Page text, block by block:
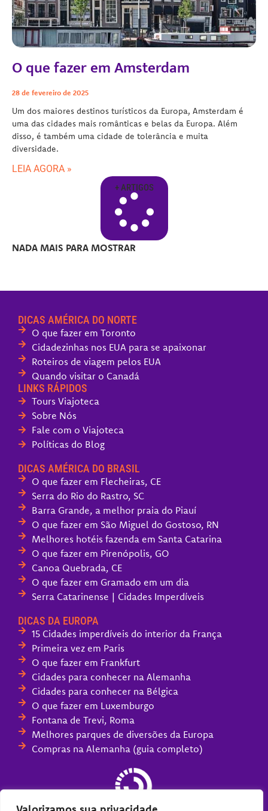
O que fazer em Amsterdam
28 de fevereiro de 2025
Um dos maiores destinos turísticos da Europa, Amsterdam é
uma das cidades mais românticas e belas da Europa. Além
disso, é também uma cidade de tolerância e muita
diversidade.
LEIA AGORA »
+ ARTIGOS
NADA MAIS PARA MOSTRAR
DICAS AMÉRICA DO NORTE
O que fazer em Toronto
Cidadezinhas nos EUA para se apaixonar
Roteiros de viagem pelos EUA
Quando visitar o Canadá
LINKS RÁPIDOS
Tours Viajoteca
Sobre Nós
Fale com o Viajoteca
Políticas do Blog
DICAS AMÉRICA DO BRASIL
O que fazer em Flecheiras, CE
Serra do Rio do Rastro, SC
Barra Grande, a melhor praia do Piauí
O que fazer em São Miguel do Gostoso, RN
Melhores hotéis fazenda em Santa Catarina
O que fazer em Pirenópolis, GO
Canoa Quebrada, CE
O que fazer em Gramado em um dia
Serra Catarinense | Cidades Imperdíveis
DICAS DA EUROPA
15 Cidades imperdíveis do interior da França
Primeira vez em Paris
O que fazer em Frankfurt
Cidades para conhecer na Alemanha
Cidades para conhecer na Bélgica
O que fazer em Luxemburgo
Fontana de Trevi, Roma
Melhores parques de diversões da Europa
Compras na Alemanha (guia completo)